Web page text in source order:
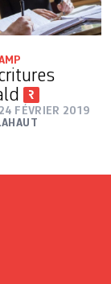
FÉVRIER 2019